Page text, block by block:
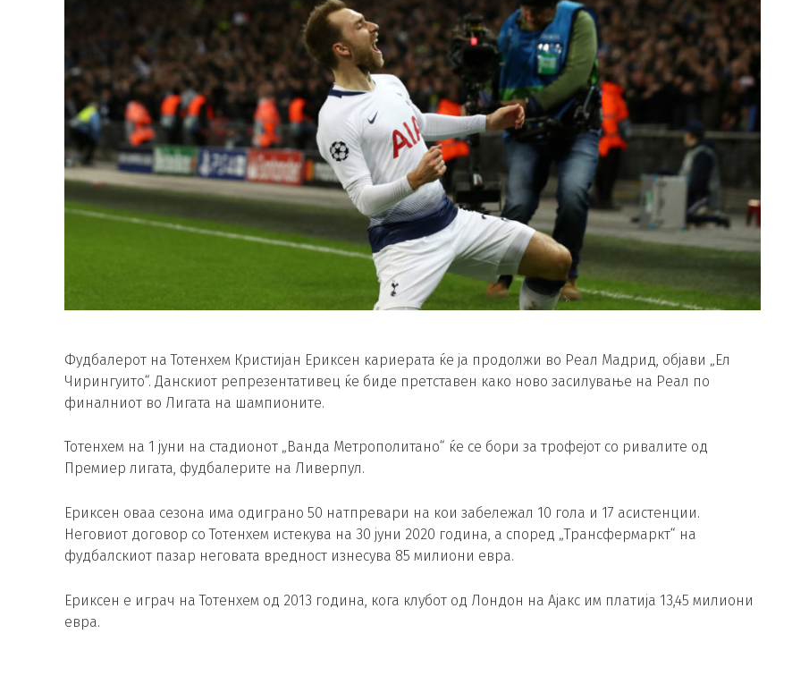
Фудбалерот на Тотенхем Кристијан Ериксен кариерата ќе ја продолжи во Реал Мадрид, објави „Ел
Чирингуито“. Данскиот репрезентативец ќе биде претставен како ново засилување на Реал по
финалниот во Лигата на шампионите.
Тотенхем на 1 јуни на стадионот „Ванда Метрополитано“ ќе се бори за трофејот со ривалите од
Премиер лигата, фудбалерите на Ливерпул.
Ериксен оваа сезона има одиграно 50 натпревари на кои забележал 10 гола и 17 асистенции.
Неговиот договор со Тотенхем истекува на 30 јуни 2020 година, а според „Трансфермаркт“ на
фудбалскиот пазар неговата вредност изнесува 85 милиони евра.
Ериксен е играч на Тотенхем од 2013 година, кога клубот од Лондон на Ајакс им платија 13,45 милиони
евра.